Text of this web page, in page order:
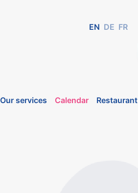
EN DE FR
Our services Calendar Restaurant